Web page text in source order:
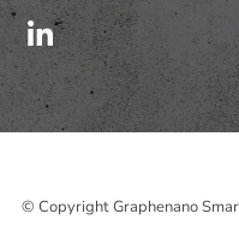
© Copyright Graphenano